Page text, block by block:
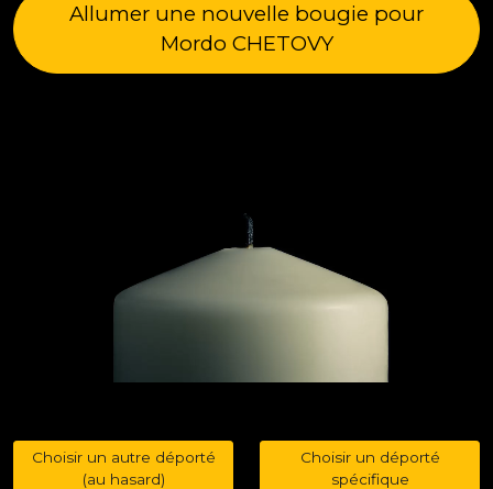
Allumer une nouvelle bougie pour
Mordo CHETOVY
Choisir un autre déporté
(au hasard)
Choisir un déporté
spécifique